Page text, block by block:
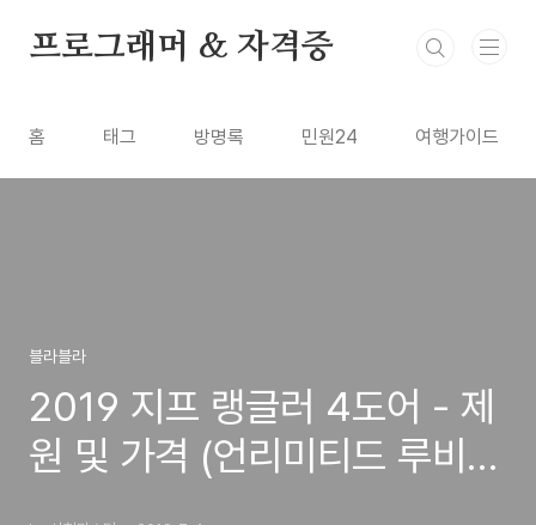
프로그래머 & 자격증
홈 태그 방명록 민원24 여행가이드
블라블라
2019 지프 랭글러 4도어 - 제
원 및 가격 (언리미티드 루비콘